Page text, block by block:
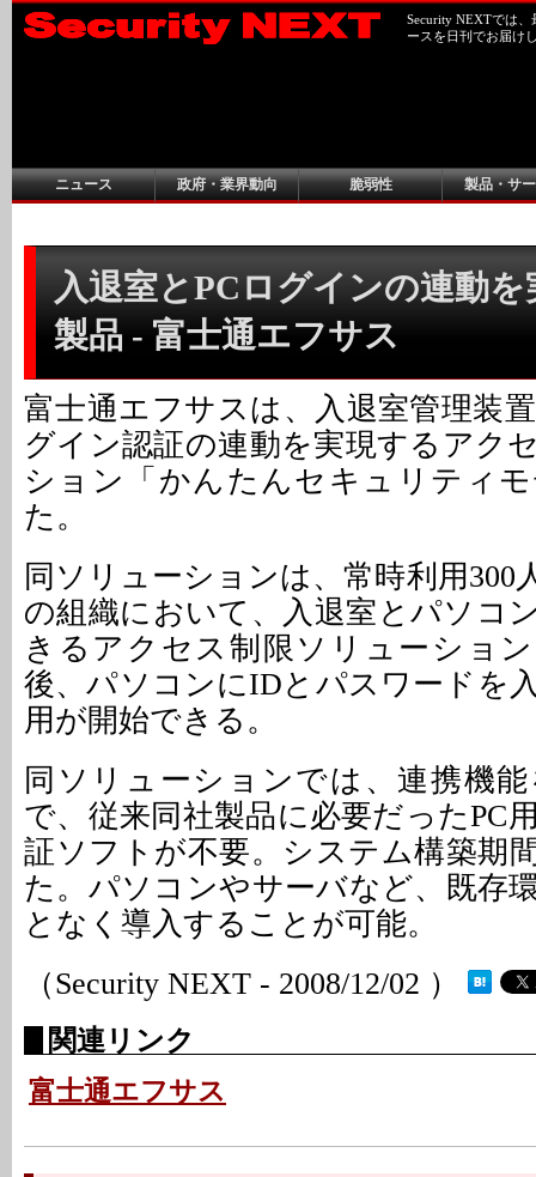
Security NEXTでは
ースを日刊でお届け
ニュース 政府・業界動向 脆弱性 製品・サ
入退室とPCログインの連動
製品 - 富士通エフサス
富士通エフサスは、入退室管理装
グイン認証の連動を実現するアク
ション「かんたんセキュリティ
た。
同ソリューションは、常時利用300
の組織において、入退室とパソコ
きるアクセス制限ソリューショ
後、パソコンにIDとパスワードを
用が開始できる。
同ソリューションでは、連携機
で、従来同社製品に必要だったPC
証ソフトが不要。システム構築期
た。パソコンやサーバなど、既存
となく導入することが可能。
（Security NEXT - 2008/12/02 ）
関連リンク
富士通エフサス